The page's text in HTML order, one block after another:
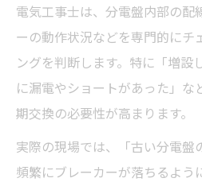
電気工事士は、分電盤内部の配
ーの動作状況などを専門的にチ
ングを判断します。特に「増設
に漏電やショートがあった」な
期交換の必要性が高まります。
実際の現場では、「古い分電盤
頻繁にブレーカーが落ちるよう